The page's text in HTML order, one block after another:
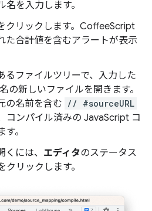
名を入力します。
クリックします。CoffeeScript
た合計値を含むアラートが表示
るファイルツリーで、入力した
の新しいファイルを開きます。
の名前を含む // #sourceURL
コンパイル済みの JavaScript コ
。
には、 エディタのステータス
リックします。